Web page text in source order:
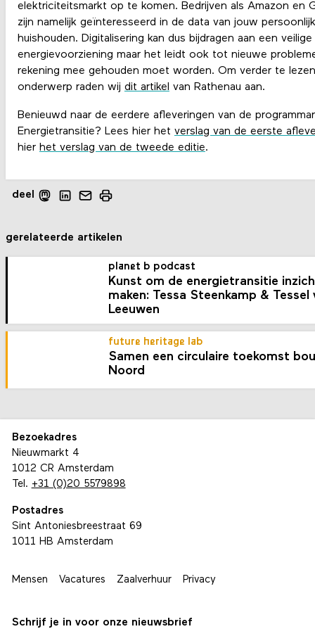
elektriciteitsmarkt op te komen. Bedrijven als Amazon en
zijn namelijk geïnteresseerd in de data van jouw
huishouden. Digitalisering kan dus bijdragen aan een veilige
energievoorziening maar het leidt ook tot nieuwe
rekening mee gehouden moet worden. Om verder te
onderwerp raden wij dit artikel van Rathenau aan.
Benieuwd naar de eerdere afleveringen van de
Energietransitie? Lees hier het verslag van de eerste
hier het verslag van de tweede editie.
deel
gerelateerde artikelen
planet b podcast
Kunst om de energietransitie
maken: Tessa Steenkamp & Tessel
Leeuwen
future heritage lab
Samen een circulaire toekomst
Noord
Bezoekadres
Nieuwmarkt 4
1012 CR Amsterdam
Tel. +31 (0)20 5579898
Postadres
Sint Antoniesbreestraat 69
1011 HB Amsterdam
Mensen Vacatures Zaalverhuur Privacy
Schrijf je in voor onze nieuwsbrief